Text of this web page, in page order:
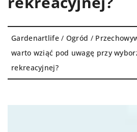
Gardenartlife/ Ogród /
warto wziąć pod uwagę przy
rekreacyjnej?